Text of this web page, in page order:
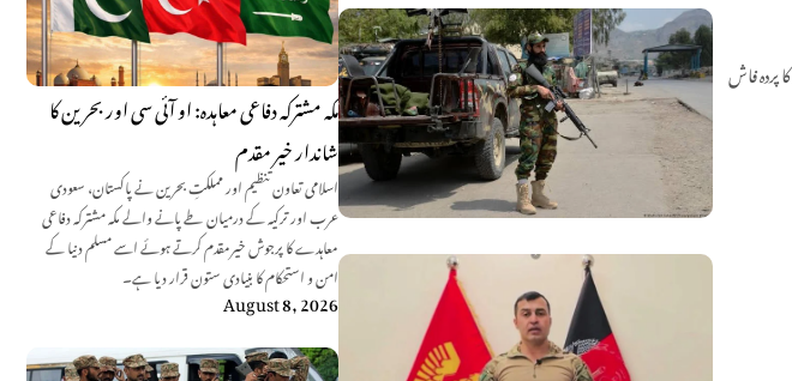
مکہ مشترکہ دفاعی معاہدہ: او آئی سی اور بحرین کا
شاندار خیر مقدم
اسلامی تعاون تنظیم اور مملکتِ بحرین نے پاکستان، سعودی
عرب اور ترکیہ کے درمیان طے پانے والے مکہ مشترکہ دفاعی
معاہدے کا پرجوش خیرمقدم کرتے ہوئے اسے مسلم دنیا کے
امن و استحکام کا بنیادی ستون قرار دیا ہے۔
August 8, 2026
پردہ فاش